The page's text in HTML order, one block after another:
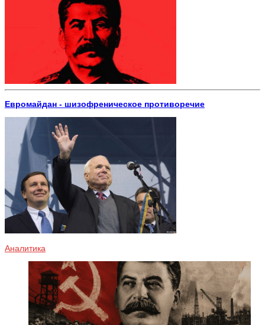
Евромайдан - шизофреническое противоречие
Аналитика